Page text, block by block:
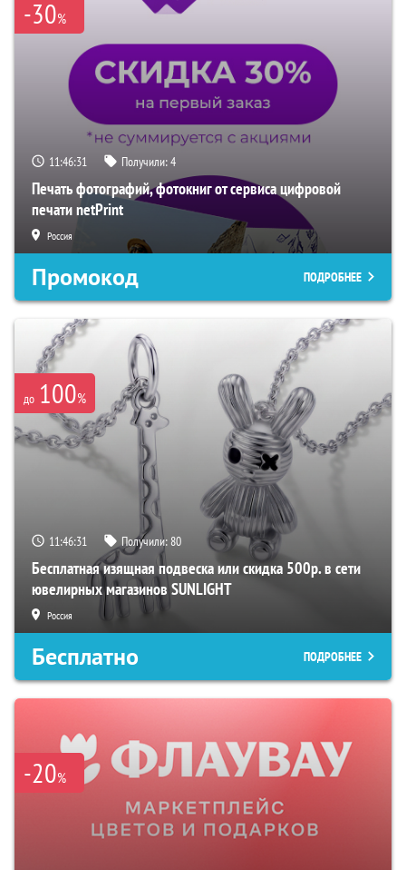
-30%
11:46:31 Получили:4
Печать фотографий, фотокниг от сервиса цифровой
печати netPrint
Россия
Промокод ПОДРОБНЕЕ
до 100%
11:46:31 Получили:80
Бесплатная изящная подвеска или скидка 500р. в сети
ювелирных магазинов SUNLIGHT
Россия
Бесплатно ПОДРОБНЕЕ
-20%